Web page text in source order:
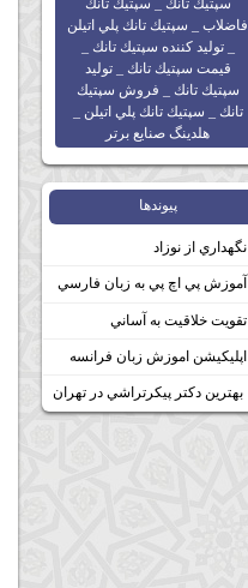
سپتيك تانك _ سپتيك تانك
فاضلاب _ سپتيك تانك پلي اتيلن
_ توليد كننده سپتيك تانك _
قيمت سپتيك تانك _ توليد
سپتيك تانك _ فروش سپتيك
تانك _ سپتيك تانك پلي اتيلن _
هلدينگ صنايع برتر
پيوندها
نگهداري از نوزاد
آموزش پي اچ پي به زبان فارسي
تقويت خلاقيت به آساني
اپليكيشن اموزش زبان فرانسه
بهترين دكتر پيكرتراشي در تهران